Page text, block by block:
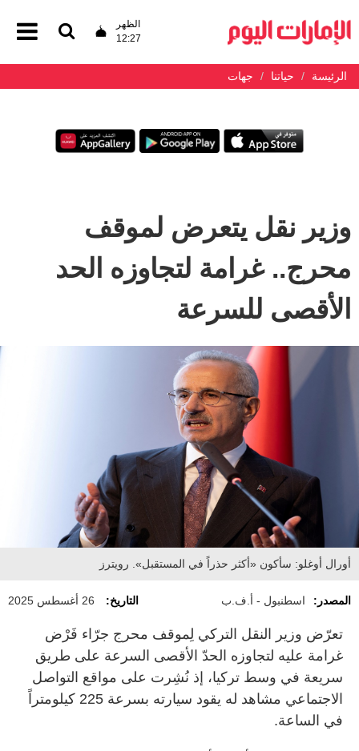
الظهر
12:27
الرئيسة حياتنا جهات
وزير نقل يتعرض لموقف
محرج.. غرامة لتجاوزه الحد
الأقصى للسرعة
أورال أوغلو: سأكون «أكثر حذراً في المستقبل». رويترز
المصدر: اسطنبول - أ.ف.ب التاريخ: 26 أغسطس 2025
تعرّض وزير النقل التركي لِموقف محرج جرّاء فَرْض
غرامة عليه لتجاوزه الحدّ الأقصى السرعة على طريق
سريعة في وسط تركيا، إذ نُشِرت على مواقع التواصل
الاجتماعي مشاهد له يقود سيارته بسرعة 225 كيلومتراً
في الساعة.